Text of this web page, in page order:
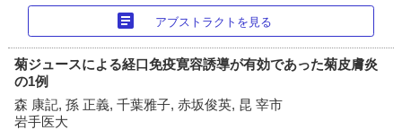
article アブストラクトを見る
菊ジュースによる経口免疫寛容誘導が有効であった菊皮膚炎
の1例
森 康記, 孫 正義, 千葉雅子, 赤坂俊英, 昆 宰市
岩手医大